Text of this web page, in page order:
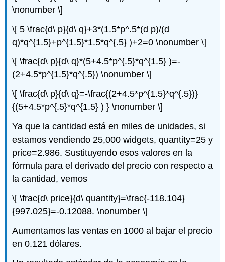
\nonumber \]
\[ 5 \frac{d\ p}{d\ q}+3*(1.5*p^.5*(d p)/(d
q)*q^{1.5}+p^{1.5}*1.5*q^{.5} )+2=0 \nonumber \]
\[ \frac{d\ p}{d\ q}*(5+4.5*p^{.5}*q^{1.5} )=-
(2+4.5*p^{1.5}*q^{.5}) \nonumber \]
\[ \frac{d\ p}{d\ q}=-\frac{(2+4.5*p^{1.5}*q^{.5})}
{(5+4.5*p^{.5}*q^{1.5} ) } \nonumber \]
Ya que la cantidad está en miles de unidades, si
estamos vendiendo 25,000 widgets, quantity=25 y
price=2.986. Sustituyendo esos valores en la
fórmula para el derivado del precio con respecto a
la cantidad, vemos
\[ \frac{d\ price}{d\ quantity}=\frac{-118.104}
{997.025}=-0.12088. \nonumber \]
Aumentamos las ventas en 1000 al bajar el precio
en 0.121 dólares.